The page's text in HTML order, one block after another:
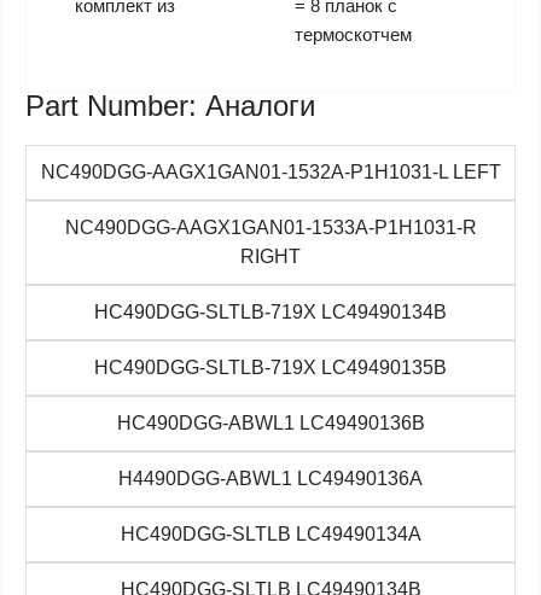
комплект из
= 8 планок с
термоскотчем
Part Number: Аналоги
NC490DGG-AAGX1GAN01-1532A-P1H1031-L LEFT
NC490DGG-AAGX1GAN01-1533A-P1H1031-R
RIGHT
HC490DGG-SLTLB-719X LC49490134B
HC490DGG-SLTLB-719X LC49490135B
HC490DGG-ABWL1 LC49490136B
H4490DGG-ABWL1 LC49490136A
HC490DGG-SLTLB LC49490134A
HC490DGG-SLTLB LC49490134B